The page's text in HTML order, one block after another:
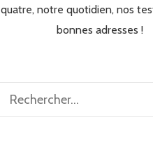
quatre, notre quotidien, nos
bonnes adresses !
Rechercher :